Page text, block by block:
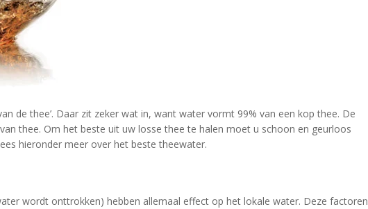
de thee’. Daar zit zeker wat in, want water vormt 99% van een kop thee. De
thee. Om het beste uit uw losse thee te halen moet u schoon en geurloos
hieronder meer over het beste theewater.
wordt onttrokken) hebben allemaal effect op het lokale water. Deze factoren